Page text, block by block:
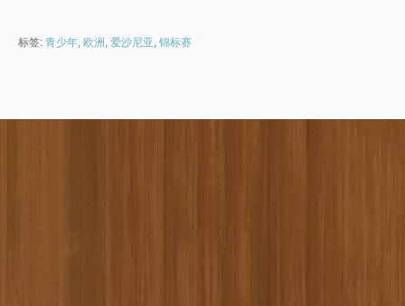
标签: 青少年, 欧洲 , 爱沙尼亚, 锦标赛